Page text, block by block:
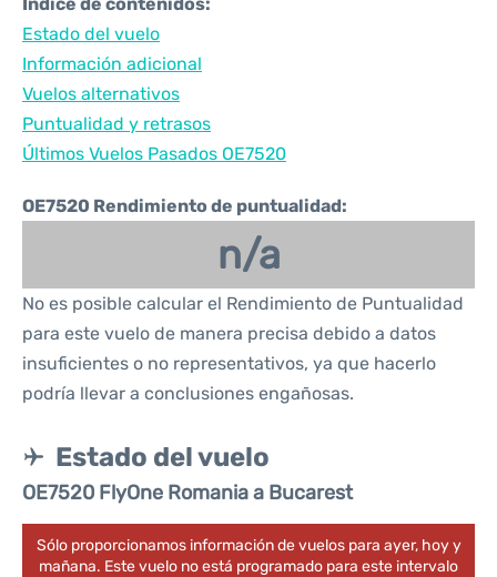
Estado del vuelo
Información adicional
Vuelos alternativos
Puntualidad y retrasos
Últimos Vuelos Pasados OE7520
OE7520 Rendimiento de puntualidad:
n/a
No es posible calcular el Rendimiento de Puntualidad
para este vuelo de manera precisa debido a datos
insuficientes o no representativos, ya que hacerlo
podría llevar a conclusiones engañosas.
Estado del vuelo
OE7520 FlyOne Romania a Bucarest
Sólo proporcionamos información de vuelos para ayer, hoy y
mañana. Este vuelo no está programado para este intervalo